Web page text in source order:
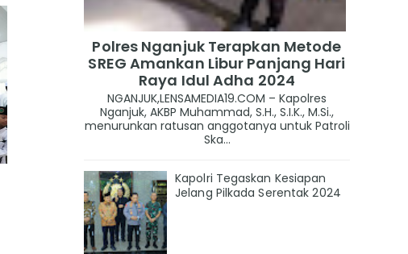
Polres Nganjuk Terapkan Metode
SREG Amankan Libur Panjang Hari
Raya Idul Adha 2024
NGANJUK,LENSAMEDIA19.COM – Kapolres
Nganjuk, AKBP Muhammad, S.H., S.I.K., M.Si.,
menurunkan ratusan anggotanya untuk Patroli
Ska...
Kapolri Tegaskan Kesiapan
Jelang Pilkada Serentak 2024